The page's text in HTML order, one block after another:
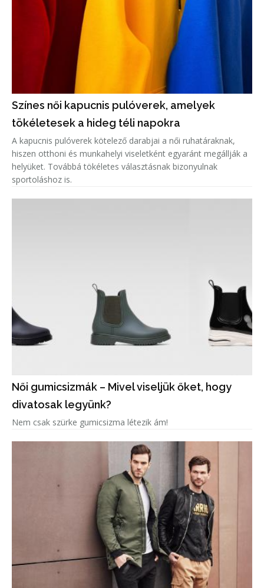
Színes női kapucnis pulóverek, amelyek
tökéletesek a hideg téli napokra
A kapucnis pulóverek kötelező darabjai a női ruhatáraknak,
hiszen otthoni és munkahelyi viseletként egyaránt megállják a
helyüket. Továbbá tökéletes választásnak bizonyulnak
sportoláshoz is.
Női gumicsizmák – Mivel viseljük őket, hogy
divatosak legyünk?
Nem csak szürke gumicsizma létezik ám!